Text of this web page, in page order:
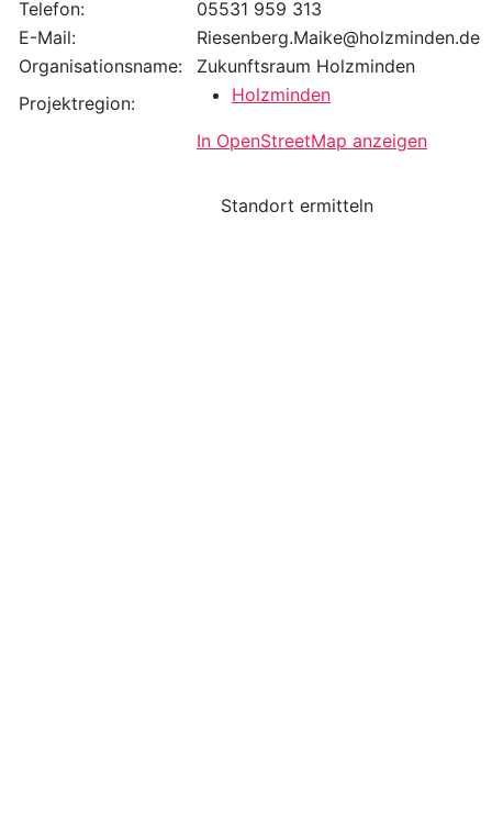
Telefon:
05531 959 313
E-Mail:
Riesenberg.Maike@holzminden.de
Organisationsname:
Zukunftsraum Holzminden
Projektregion:
Holzminden
In OpenStreetMap anzeigen
Standort ermitteln